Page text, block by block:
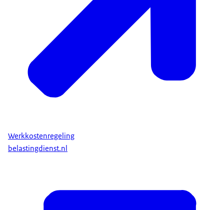
Werkkostenregeling
belastingdienst.nl